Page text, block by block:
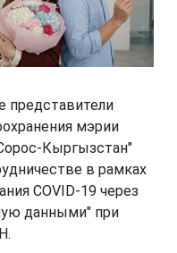
представители
мэрии
Кыргызстан"
в рамках
COVID-19 через
данными" при